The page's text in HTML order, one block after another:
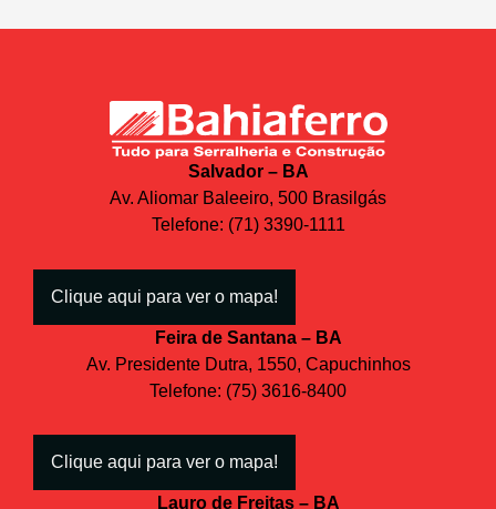
Salvador – BA
Av. Aliomar Baleeiro, 500 Brasilgás
Telefone: (71) 3390-1111
Clique aqui para ver o mapa!
Feira de Santana – BA
Av. Presidente Dutra, 1550, Capuchinhos
Telefone: (75) 3616-8400
Clique aqui para ver o mapa!
Lauro de Freitas – BA